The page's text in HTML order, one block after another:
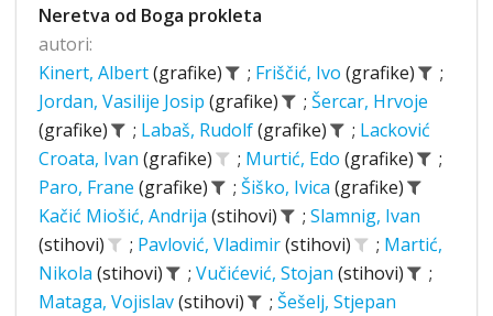
Neretva od Boga prokleta
autori:
Kinert, Albert(grafike) ; Friščić, Ivo (grafike)
;
Jordan, Vasilije Josip (grafike) ; Šercar, Hrvoje
(grafike)
; Labaš, Rudolf(grafike) ; Lacković
Croata, Ivan (grafike) ; Murtić, Edo (grafike)
;
Paro, Frane (grafike) ; Šiško, Ivica (grafike)
Kačić Miošić, Andrija (stihovi) ; Slamnig, Ivan
(stihovi)
; Pavlović, Vladimir(stihovi) ; Martić,
Nikola (stihovi) ; Vučićević, Stojan (stihovi)
;
Mataga, Vojislav(stihovi) ; Šešelj, Stjepan